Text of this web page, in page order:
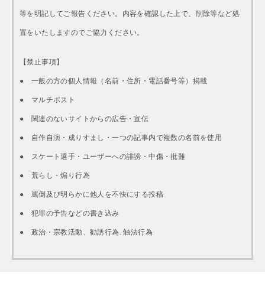
等を明記してご報告ください。内容を確認した上で、削除等など処
置をいたしますのでご協力ください。
【禁止事項】
● 一般の方の個人情報（名前・住所・電話番号等）掲載
● マルチポスト
● 関連のないサイトからの広告・宣伝
● 自作自演・成りすまし・一つの記事内で複数の名前を使用
● スケート選手・ユーザーへの誹謗・中傷・批難
● 荒らし・煽り行為
● 罵倒及び明らかに他人を不快にする投稿
● 犯罪の予告などの書き込み
● 政治・宗教活動、勧誘行為. 触法行為